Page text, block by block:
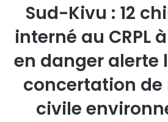
Sud-Kivu : 12
interné au CRPL
en danger alerte
concertation de
civile